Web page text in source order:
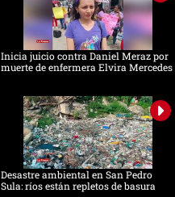
Inicia juicio contra Daniel Meraz por
muerte de enfermera Elvira Mercedes
Desastre ambiental en San Pedro
Sula: ríos están repletos de basura